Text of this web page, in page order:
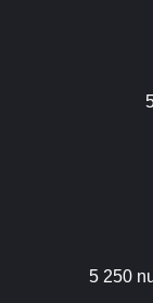
5 250